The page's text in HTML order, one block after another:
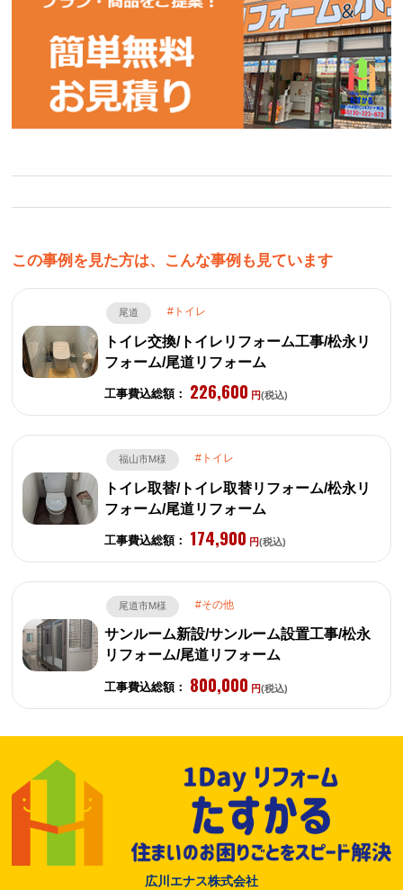
この事例を見た方は、こんな事例も見ています
尾道 トイレ
トイレ交換/トイレリフォーム工事/松永リ
フォーム/尾道リフォーム
工事費込総額： 226,600 円(税込)
福山市M様 トイレ
トイレ取替/トイレ取替リフォーム/松永リ
フォーム/尾道リフォーム
工事費込総額： 174,900 円(税込)
尾道市M様 その他
サンルーム新設/サンルーム設置工事/松永
リフォーム/尾道リフォーム
工事費込総額： 800,000 円(税込)
広川エナス株式会社